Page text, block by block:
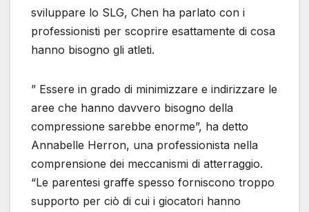
sviluppare lo SLG, Chen ha parlato con i
professionisti per scoprire esattamente di cosa
hanno bisogno gli atleti.
” Essere in grado di minimizzare e indirizzare le
aree che hanno davvero bisogno della
compressione sarebbe enorme”, ha detto
Annabelle Herron, una professionista nella
comprensione dei meccanismi di atterraggio.
“Le parentesi graffe spesso forniscono troppo
supporto per ciò di cui i giocatori hanno